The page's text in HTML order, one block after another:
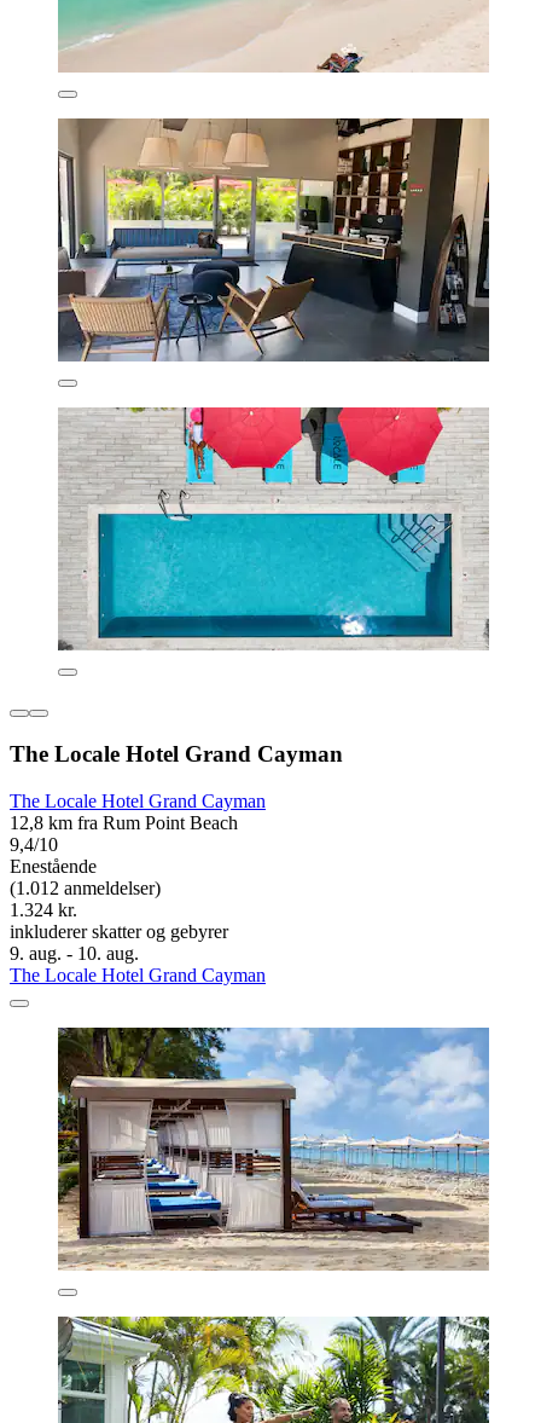
The Locale Hotel Grand Cayman
The Locale Hotel Grand Cayman
12,8 km fra Rum Point Beach
9,4/10
Enestående
(1.012 anmeldelser)
1.324 kr.
inkluderer skatter og gebyrer
9. aug. - 10. aug.
The Locale Hotel Grand Cayman